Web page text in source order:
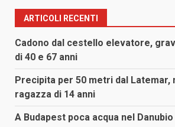
ARTICOLI RECENTI
Cadono dal cestello elevatore,
di 40 e 67 anni
Precipita per 50 metri dal Latemar,
ragazza di 14 anni
A Budapest poca acqua nel